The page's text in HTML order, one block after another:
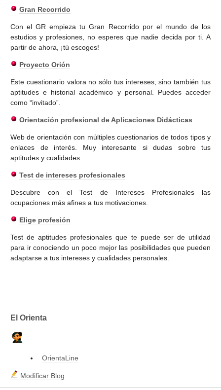
Gran Recorrido
Con el GR empieza tu Gran Recorrido por el mundo de los
estudios y profesiones, no esperes que nadie decida por ti. A
partir de ahora, ¡tú escoges!
Proyecto Orión
Este cuestionario valora no sólo tus intereses, sino también tus
aptitudes e historial académico y personal. Puedes acceder
como “invitado”.
Orientación profesional de Aplicaciones Didácticas
Web de orientación con múltiples cuestionarios de todos tipos y
enlaces de interés. Muy interesante si dudas sobre tus
aptitudes y cualidades.
Test de intereses profesionales
Descubre con el Test de Intereses Profesionales las
ocupaciones más afines a tus motivaciones.
Elige profesión
Test de aptitudes profesionales que te puede ser de utilidad
para ir conociendo un poco mejor las posibilidades que pueden
adaptarse a tus intereses y cualidades personales.
El Orienta
OrientaLine
Modificar Blog